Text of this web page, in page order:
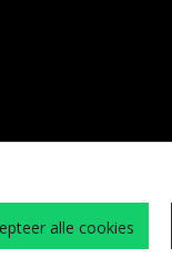
Voorwaarden
alle cookies